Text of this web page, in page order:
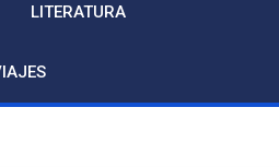
LITERATURA